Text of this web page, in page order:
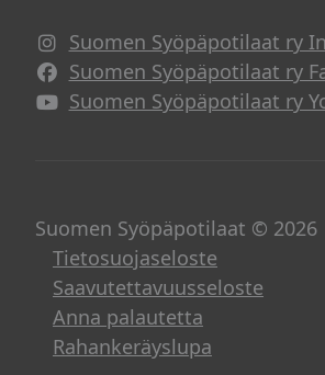
Suomen Syöpäpotilaat ry
Suomen Syöpäpotilaat ry
Suomen Syöpäpotilaat ry
Suomen Syöpäpotilaat © 2026
Tietosuojaseloste
Saavutettavuusseloste
Anna palautetta
Rahankeräyslupa